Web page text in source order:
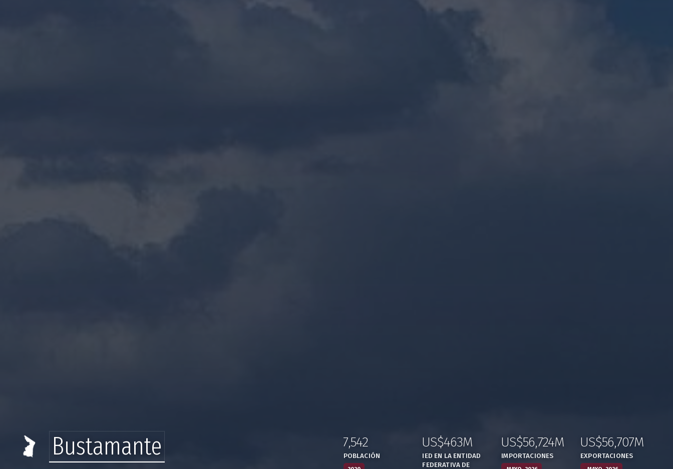
Bustamante :7,542
POBLACIÓN
:US$463M
IED EN LA ENTIDAD
FEDERATIVA DE
:US$56,724M
IMPORTACIONES
:US$56,707M
EXPORTACIONES